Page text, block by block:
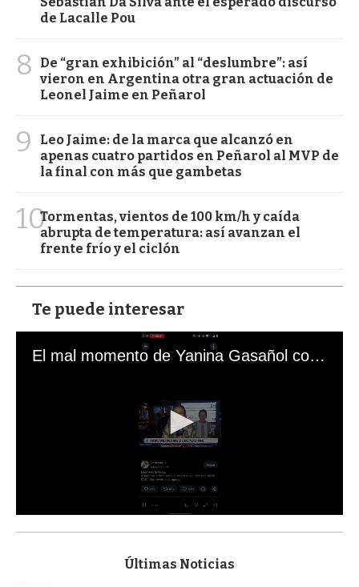
de Lacalle Pou
8
De “gran exhibición” al “deslumbre”: así
vieron en Argentina otra gran actuación de
Leonel Jaime en Peñarol
9
Leo Jaime: de la marca que alcanzó en
apenas cuatro partidos en Peñarol al MVP de
la final con más que gambetas
10Tormentas, vientos de 100 km/h y caída
abrupta de temperatura: así avanzan el
frente frío y el ciclón
Te puede interesar
El mal momento de Yanina Gasañol con un hincha argentino en "Subrayado"
s
Últimas Noticias